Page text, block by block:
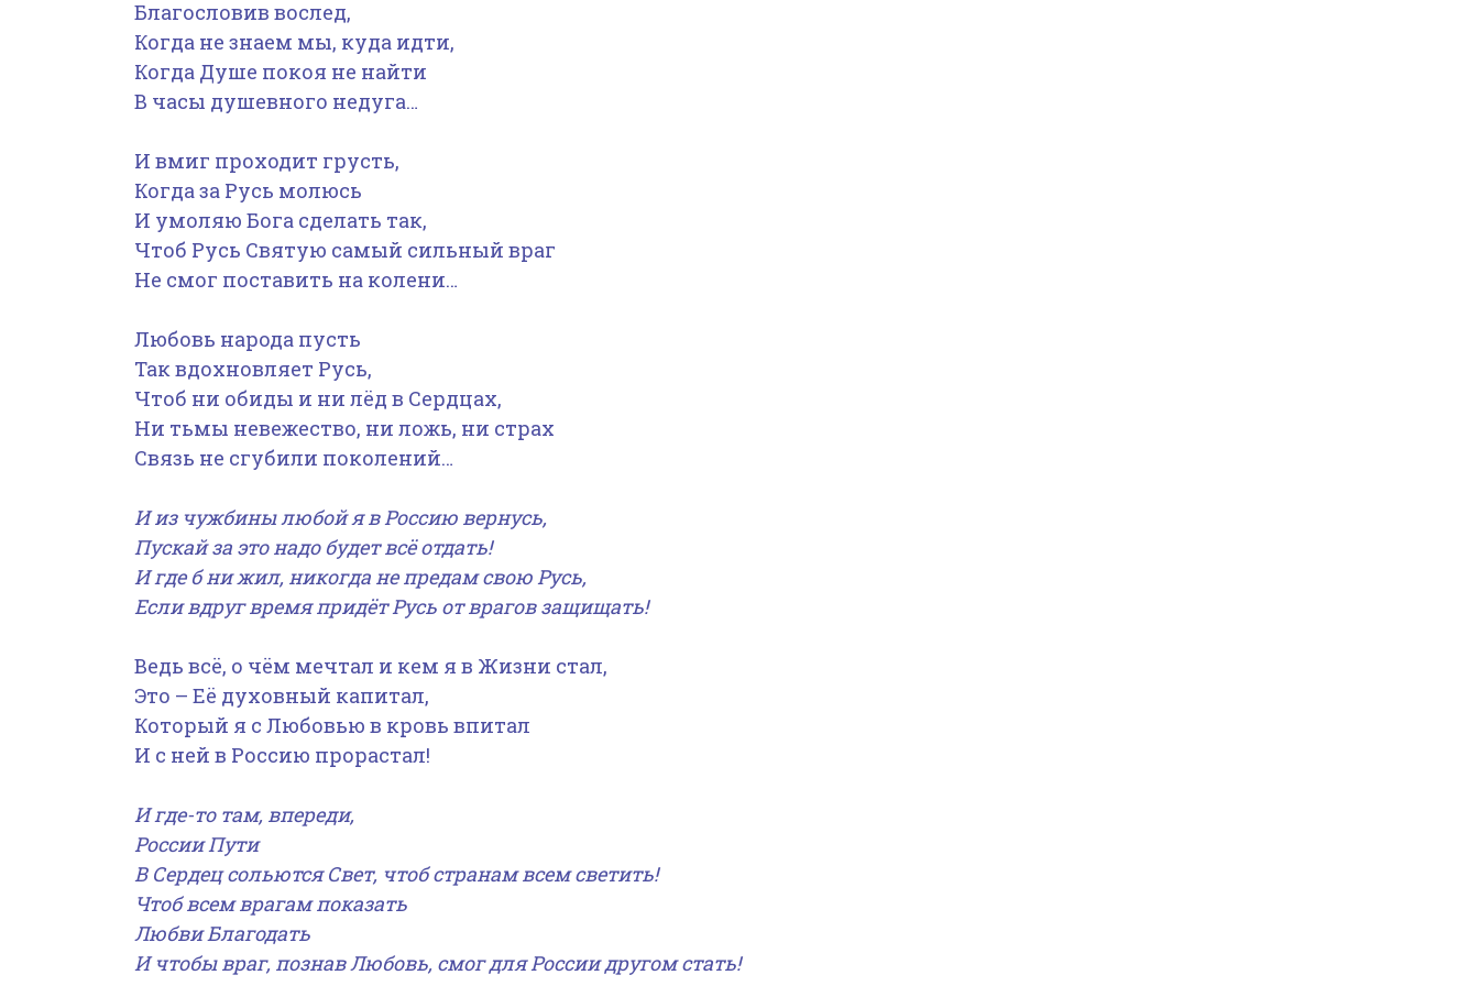
Благословив вослед,
Когда не знаем мы, куда идти,
Когда Душе покоя не найти
В часы душевного недуга…
И вмиг проходит грусть,
Когда за Русь молюсь
И умоляю Бога сделать так,
Чтоб Русь Святую самый сильный враг
Не смог поставить на колени…
Любовь народа пусть
Так вдохновляет Русь,
Чтоб ни обиды и ни лёд в Сердцах,
Ни тьмы невежество, ни ложь, ни страх
Связь не сгубили поколений…
И из чужбины любой я в Россию вернусь,
Пускай за это надо будет всё отдать!
И где б ни жил, никогда не предам свою Русь,
Если вдруг время придёт Русь от врагов защищать!
Ведь всё, о чём мечтал и кем я в Жизни стал,
Это – Её духовный капитал,
Который я с Любовью в кровь впитал
И с ней в Россию прорастал!
И где-то там, впереди,
России Пути
В Сердец сольются Свет, чтоб странам всем светить!
Чтоб всем врагам показать
Любви Благодать
И чтобы враг, познав Любовь, смог для России другом стать!